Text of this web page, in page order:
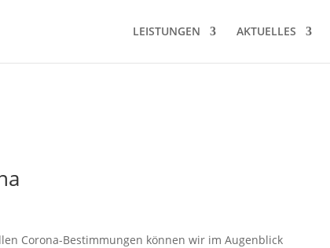
LEISTUNGEN
AKTUELLES
Corona-Bestimmungen können wir im Augenblick